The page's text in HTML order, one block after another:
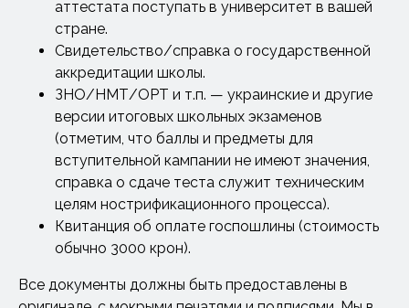
аттестата поступать в университет в вашей
стране.
Свидетельство/справка о государственной
аккредитации школы.
ЗНО/НМТ/ОРТ и т.п. — украинские и другие
версии итоговых школьных экзаменов
(отметим, что баллы и предметы для
вступительной кампании не имеют значения,
справка о сдаче теста служит техническим
целям нострификационного процесса).
Квитанция об оплате госпошлины (стоимость
обычно 3000 крон).
Все документы должны быть предоставлены в